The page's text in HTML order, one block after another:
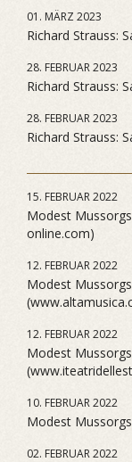
01. MÄRZ 2023
Richard Strauss:
28. FEBRUAR 2023
Richard Strauss:
28. FEBRUAR 2023
Richard Strauss:
15. FEBRUAR 2022
Modest
online.com)
12. FEBRUAR 2022
Modest
12. FEBRUAR 2022
Modest
10. FEBRUAR 2022
Modest
02. FEBRUAR 2022